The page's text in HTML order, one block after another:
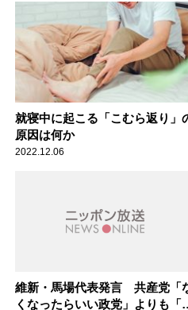
就寝中に起こる「こむら返り」
原因は何か
2022.12.06
維新・馬場代表発言 共産党「
くなったらいい政党」よりも「